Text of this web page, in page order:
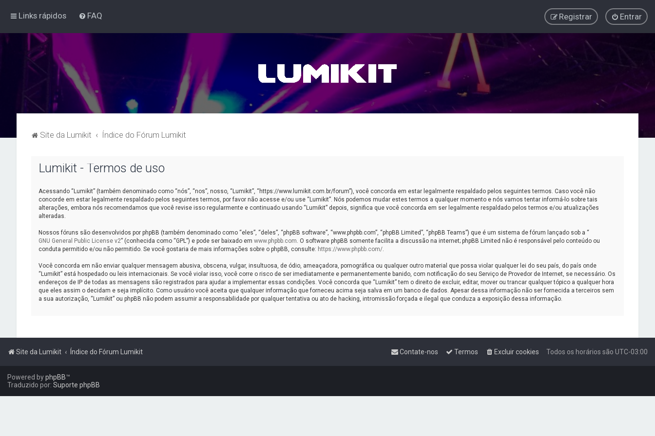
Links rápidos FAQ Entrar
Registrar
Site da Lumikit Índice do Fórum Lumikit
Lumikit - Termos de uso
Acessando “Lumikit” (também denominado como “nós”, “nos”, nosso, “Lumikit”, “https://www.lumikit.com.br/forum”), você concorda em estar legalmente respaldado pelos seguintes termos. Caso você não
concorde em estar legalmente respaldado pelos seguintes termos, por favor não acesse e/ou use “Lumikit”. Nós podemos mudar estes termos a qualquer momento e nós vamos tentar informá-lo sobre tais
alterações, embora nós recomendamos que você revise isso regularmente e continuado usando “Lumikit” depois, significa que você concorda em ser legalmente respaldado pelos termos e/ou atualizações
alteradas.
Nossos fóruns são desenvolvidos por phpBB (também denominado como “eles”, “deles”, “phpBB software”, “www.phpbb.com”, “phpBB Limited”, “phpBB Teams”) que é um sistema de fórum lançado sob a “
GNU General Public License v2” (conhecida como “GPL”) e pode ser baixado em www.phpbb.com. O software phpBB somente facilita a discussão na internet; phpBB Limited não é responsável pelo conteúdo ou
conduta permitido e/ou não permitido. Se você gostaria de mais informações sobre o phpBB, consulte: https://www.phpbb.com/.
Você concorda em não enviar qualquer mensagem abusiva, obscena, vulgar, insultuosa, de ódio, ameaçadora, pornográfica ou qualquer outro material que possa violar qualquer lei do seu país, do país onde
“Lumikit” está hospedado ou leis internacionais. Se você violar isso, você corre o risco de ser imediatamente e permanentemente banido, com notificação do seu Serviço de Provedor de Internet, se necessário. Os
endereços de IP de todas as mensagens são registrados para ajudar a implementar essas condições. Você concorda que “Lumikit” tem o direito de excluir, editar, mover ou trancar qualquer tópico a qualquer hora
que eles assim o decidam e seja implícito. Como usuário você aceita que qualquer informação que forneceu acima seja salva em um banco de dados. Apesar dessa informação não ser fornecida a terceiros sem
a sua autorização, “Lumikit” ou phpBB não podem assumir a responsabilidade por qualquer tentativa ou ato de hacking, intromissão forçada e ilegal que conduza a exposição dessa informação.
Site da Lumikit Índice do Fórum Lumikit Todos os horários são UTC-03:00
Excluir cookies
Termos
Contate-nos
Powered byphpBB™
Traduzido por: Suporte phpBB